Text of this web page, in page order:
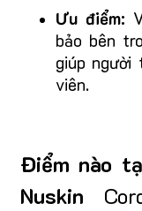
Ưu điểm:
bảo bên
giúp người
viên.
Điểm nào
Nuskin